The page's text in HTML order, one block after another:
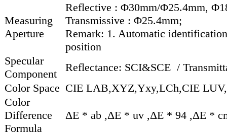
Measuring
Aperture
Reflective : Φ30mm/Φ25.4mm,
Transmissive :
Remark: 1. Automatic
position
Specular
Component
Reflectance: SCI&SCE /
Color Space CIE LAB,XYZ,Yxy,LCh,CIE
Color
Difference
Formula
ΔE * ab ,ΔE * uv ,ΔE * 94 ,ΔE *